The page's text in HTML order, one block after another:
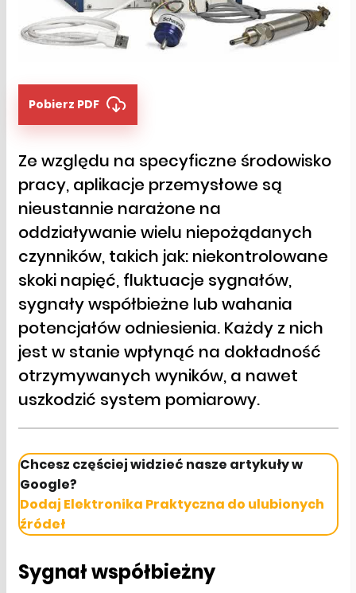
Pobierz PDF
Ze względu na specyficzne środowisko
pracy, aplikacje przemysłowe są
nieustannie narażone na
oddziaływanie wielu niepożądanych
czynników, takich jak: niekontrolowane
skoki napięć, fluktuacje sygnałów,
sygnały współbieżne lub wahania
potencjałów odniesienia. Każdy z nich
jest w stanie wpłynąć na dokładność
otrzymywanych wyników, a nawet
uszkodzić system pomiarowy.
Chcesz częściej widzieć nasze artykuły w
Google?
Dodaj Elektronika Praktyczna do ulubionych
źródeł
Sygnał współbieżny